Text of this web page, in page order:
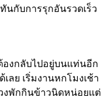
นกับการรุกอันรวดเร็ว
องกลับไปอยู่บนแท่นอีก
ลย เริ่มงานหกโมงเช้า
งพักกินข้าวนิดหน่อยแต่